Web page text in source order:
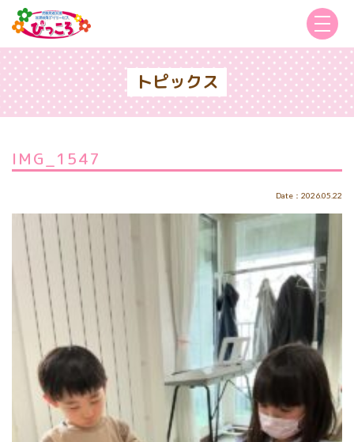
トピックス
IMG_1547
Date：2026.05.22